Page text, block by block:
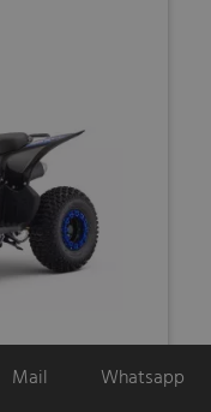
Mail Whatsapp